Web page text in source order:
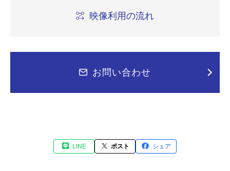
映像利用の流れ
お問い合わせ
LINE ポスト シェア